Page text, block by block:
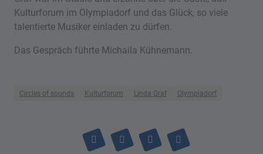
Kulturforum im Olympiadorf und das Glück, so viele
talentierte Musiker einladen zu dürfen.
Das Gespräch führte Michaila Kühnemann.
Circles of sounds Kulturforum Linda Graf Olympiadorf